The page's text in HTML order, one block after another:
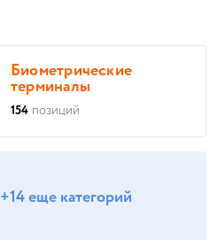
Биометрические
терминалы
154 позиций
+14 еще категорий